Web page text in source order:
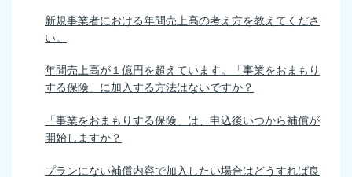
新規事業者における年間売上高の考え方を教えてくださ
い。
年間売上高が１億円を超えています。「事業をおまもり
する保険」に加入する方法はないですか？
「事業をおまもりする保険」は、申込後いつから補償が
開始しますか？
プランにない補償内容で加入したい場合はどうすれば良